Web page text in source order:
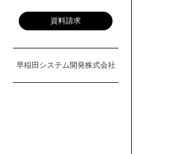
資料請求
早稲田システム開発株式会社